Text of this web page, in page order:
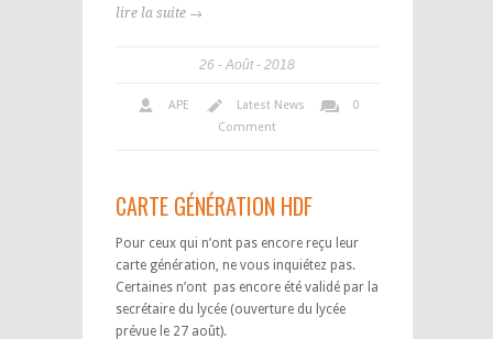
lire la suite →
26 Août 2018
APE Latest News
0
Comment
CARTE GÉNÉRATION HDF
Pour ceux qui n’ont pas encore reçu leur
carte génération, ne vous inquiétez pas.
Certaines n’ont pas encore été validé par la
secrétaire du lycée (ouverture du lycée
prévue le 27 août).